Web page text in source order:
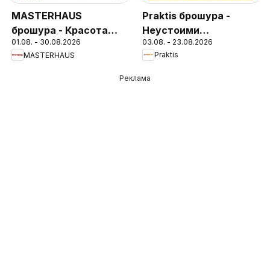
MASTERHAUS
брошура - Красота
създадена за Вашия
комфорт
01.08. - 30.08.2026
MASTERHAUS
Praktis брошура -
Неустоими
предложения
03.08. - 23.08.2026
Praktis
Реклама